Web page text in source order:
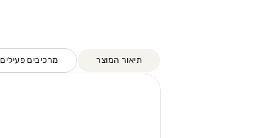
תיאור המוצר מרכיבים פעילים